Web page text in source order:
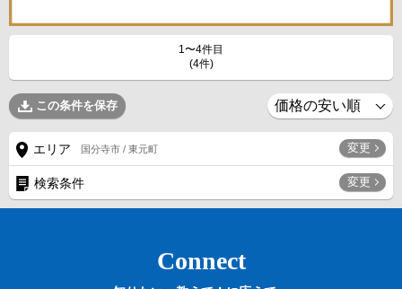
1〜4件目
(4件)
この条件を保存
エリア 国分寺市 / 東元町 変更
検索条件 変更
Connect